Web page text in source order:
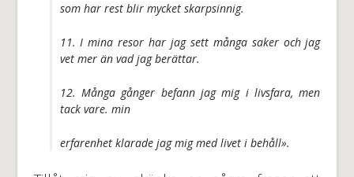
som har rest blir mycket skarpsinnig.
11. I mina resor har jag sett många saker och jag
vet mer än vad jag berättar.
12. Många gånger befann jag mig i livsfara, men
tack vare. min
erfarenhet klarade jag mig med livet i behåll».